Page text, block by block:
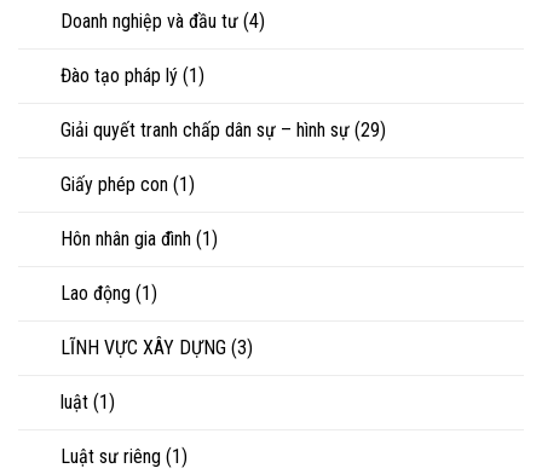
Doanh nghiệp và đầu tư (4)
Đào tạo pháp lý (1)
Giải quyết tranh chấp dân sự – hình sự (29)
Giấy phép con (1)
Hôn nhân gia đình (1)
Lao động (1)
LĨNH VỰC XÂY DỰNG (3)
luật (1)
Luật sư riêng (1)